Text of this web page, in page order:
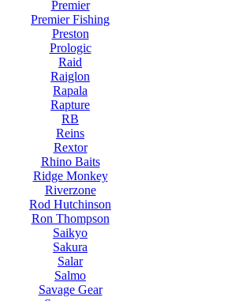
Premier
Premier Fishing
Preston
Prologic
Raid
Raiglon
Rapala
Rapture
RB
Reins
Rextor
Rhino Baits
Ridge Monkey
Riverzone
Rod Hutchinson
Ron Thompson
Saikyo
Sakura
Salar
Salmo
Savage Gear